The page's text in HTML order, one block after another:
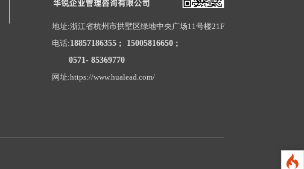
地址:浙江省杭州市拱墅区绿地中央广场11号楼21F
电话:18857186355 ; 15005816650 ;
0571- 85369770
网址:https://www.hualead.com/